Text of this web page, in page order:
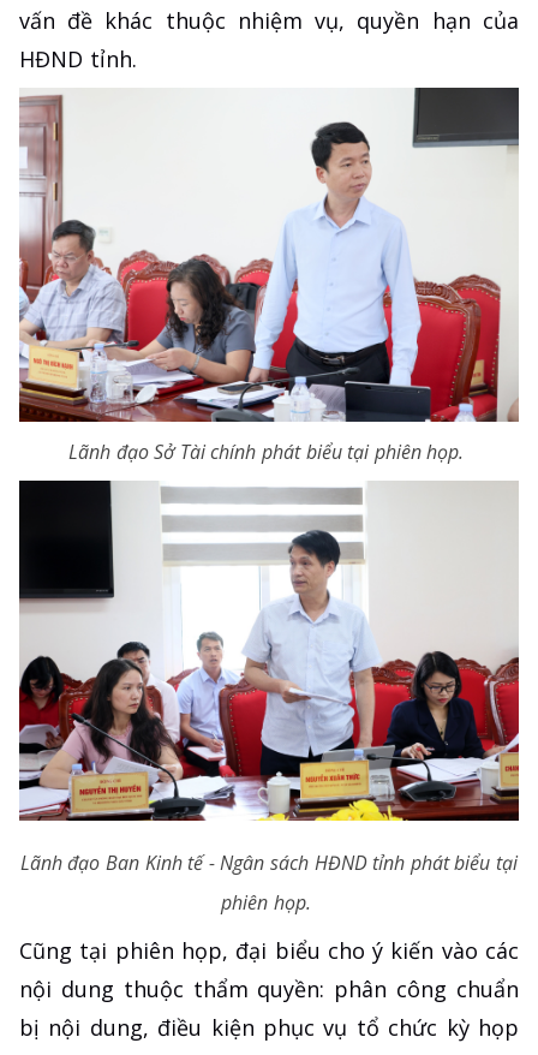
vấn đề khác thuộc nhiệm vụ, quyền hạn của
HĐND tỉnh.
Lãnh đạo Sở Tài chính phát biểu tại phiên họp.
Lãnh đạo Ban Kinh tế - Ngân sách HĐND tỉnh phát biểu tại
phiên họp.
Cũng tại phiên họp, đại biểu cho ý kiến vào các
nội dung thuộc thẩm quyền: phân công chuẩn
bị nội dung, điều kiện phục vụ tổ chức kỳ họp